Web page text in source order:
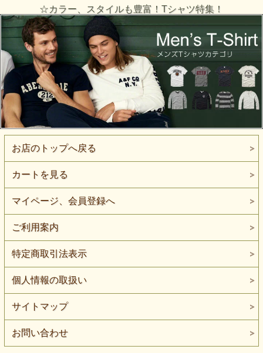
☆カラー、スタイルも豊富！Tシャツ特集！
お店のトップへ戻る
カートを見る
マイページ、会員登録へ
ご利用案内
特定商取引法表示
個人情報の取扱い
サイトマップ
お問い合わせ